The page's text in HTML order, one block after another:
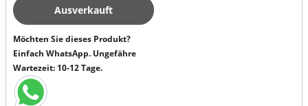
Ausverkauft
Möchten Sie dieses Produkt?
Einfach WhatsApp. Ungefähre
Wartezeit: 10-12 Tage.